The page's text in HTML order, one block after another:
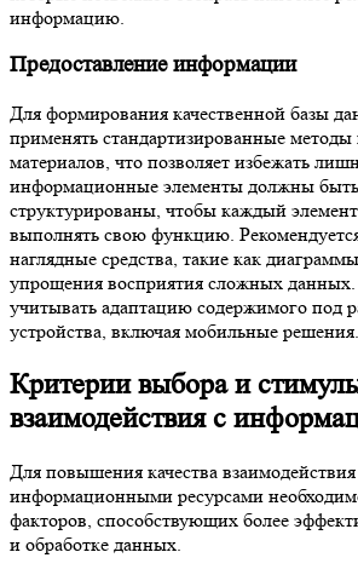
информацию.
Предоставление информации
Для формирования качественной базы
применять стандартизированные методы
материалов, что позволяет избежать
информационные элементы должны быть
структурированы, чтобы каждый
выполнять свою функцию.
наглядные средства, такие как
упрощения восприятия сложных данных.
учитывать адаптацию содержимого под
устройства, включая мобильные решения.
Критерии выбора и
взаимодействия с
Для повышения качества
информационными ресурсами
факторов, способствующих более
и обработке данных.